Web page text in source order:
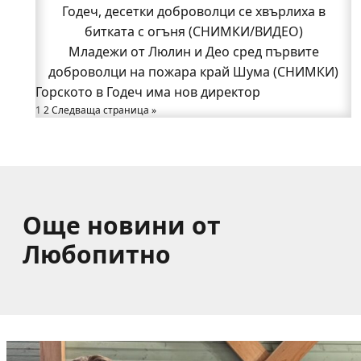
Годеч, десетки доброволци се хвърлиха в
битката с огъня (СНИМКИ/ВИДЕО)
Полицията влиза в селата
Възможни са прекъсвания на тока утре в части
от община Годеч
Какво накара Яна и Станимир да изберат Годеч
Годеч, десетки доброволци се хвърлиха в
битката с огъня (СНИМКИ/ВИДЕО)
Младежи от Люлин и Део сред първите
доброволци на пожара край Шума (СНИМКИ)
Горското в Годеч има нов директор
1 2Следваща страница »
Още новини от
Любопитно